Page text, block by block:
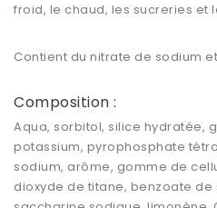
froid, le chaud, les sucreries et
Contient du nitrate de sodium
Composition :
Aqua, sorbitol, silice hydratée,
potassium, pyrophosphate
sodium, arôme, gomme de
dioxyde de titane, benzoate